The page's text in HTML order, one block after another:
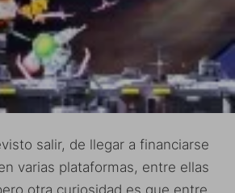
salir, de llegar a financiarse
varias plataformas, entre ellas